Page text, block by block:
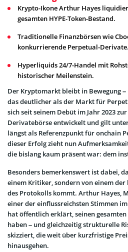
Krypto-Ikone Arthur Hayes
gesamten HYPE-Token-Bestand.
Traditionelle Finanzbörsen wie
konkurrierende Perpetual-Derivate.
Hyperliquids 24/7-Handel mit
historischer Meilenstein.
Der Kryptomarkt bleibt in Bewegung –
das deutlicher als der Markt für
sich seit seinem Debüt im Jahr 2023
Derivatebörse entwickelt und gilt
längst als Referenzpunkt für onchain
dieser Erfolg zieht nun
die bislang kaum präsent war: dem
Besonders bemerkenswert ist dabei,
einem Kritiker, sondern von einem
des Protokolls kommt. Arthur Hayes,
einer der einflussreichsten Stimmen
hat öffentlich erklärt, seinen
haben – und gleichzeitig strukturelle
skizziert, die weit über kurzfristige
hinausgehen.